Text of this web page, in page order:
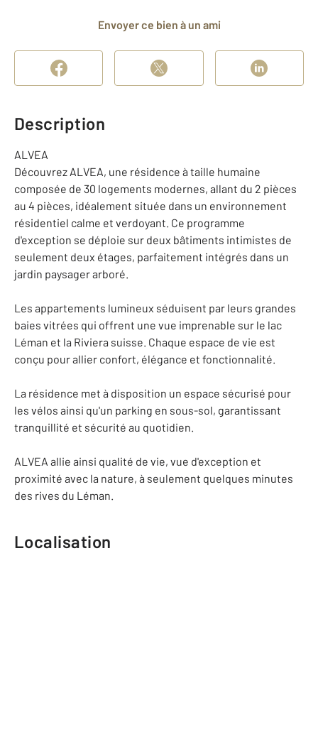
Envoyer ce bien à un ami
Description
ALVEA
Découvrez ALVEA, une résidence à taille humaine
composée de 30 logements modernes, allant du 2 pièces
au 4 pièces, idéalement située dans un environnement
résidentiel calme et verdoyant. Ce programme
d'exception se déploie sur deux bâtiments intimistes de
seulement deux étages, parfaitement intégrés dans un
jardin paysager arboré.
Les appartements lumineux séduisent par leurs grandes
baies vitrées qui offrent une vue imprenable sur le lac
Léman et la Riviera suisse. Chaque espace de vie est
conçu pour allier confort, élégance et fonctionnalité.
La résidence met à disposition un espace sécurisé pour
les vélos ainsi qu'un parking en sous-sol, garantissant
tranquillité et sécurité au quotidien.
ALVEA allie ainsi qualité de vie, vue d'exception et
proximité avec la nature, à seulement quelques minutes
des rives du Léman.
Localisation